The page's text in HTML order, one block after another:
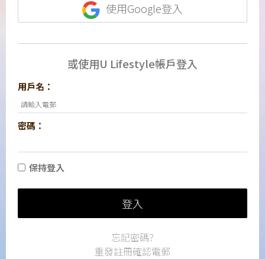
使用Google登入
或使用U Lifestyle帳戶登入
用戶名：
密碼：
保持登入
登入
忘記密碼?
重發註冊確認電郵